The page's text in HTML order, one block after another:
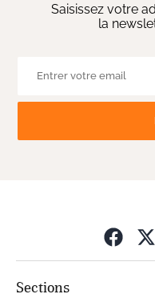
Saisissez votre
la
Sections